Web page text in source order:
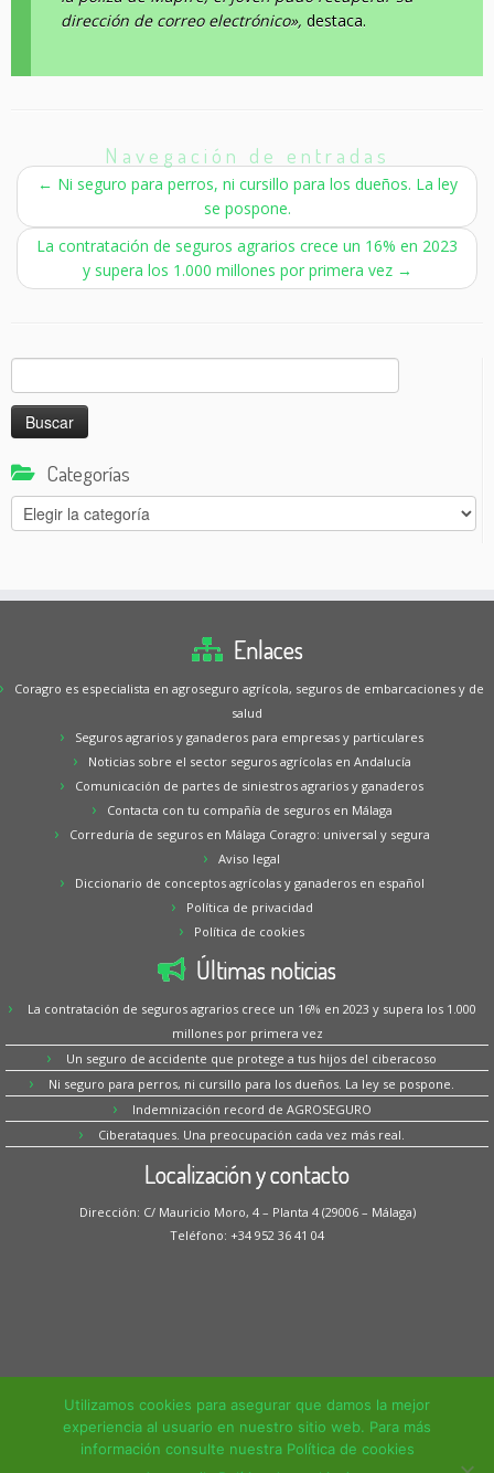
dirección de correo electrónico», destaca.
Navegación de entradas
← Ni seguro para perros, ni cursillo para los dueños. La ley
se pospone.
La contratación de seguros agrarios crece un 16% en 2023
y supera los 1.000 millones por primera vez →
Buscar:
Categorías
Categorías
Enlaces
Coragro es especialista en agroseguro agrícola, seguros de embarcaciones y de
salud
Seguros agrarios y ganaderos para empresas y particulares
Noticias sobre el sector seguros agrícolas en Andalucía
Comunicación de partes de siniestros agrarios y ganaderos
Contacta con tu compañía de seguros en Málaga
Correduría de seguros en Málaga Coragro: universal y segura
Aviso legal
Diccionario de conceptos agrícolas y ganaderos en español
Política de privacidad
Política de cookies
Últimas noticias
La contratación de seguros agrarios crece un 16% en 2023 y supera los 1.000
millones por primera vez
Un seguro de accidente que protege a tus hijos del ciberacoso
Ni seguro para perros, ni cursillo para los dueños. La ley se pospone.
Indemnización record de AGROSEGURO
Ciberataques. Una preocupación cada vez más real.
Localización y contacto
Dirección: C/ Mauricio Moro, 4 – Planta 4 (29006 – Málaga)
Teléfono: +34 952 36 41 04
Utilizamos cookies para asegurar que damos la mejor
experiencia al usuario en nuestro sitio web. Para más
información consulte nuestra Política de cookies